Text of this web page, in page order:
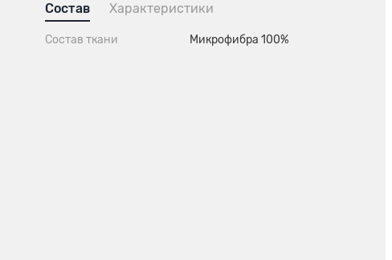
Состав Характеристики
Состав ткани Микрофибра 100%